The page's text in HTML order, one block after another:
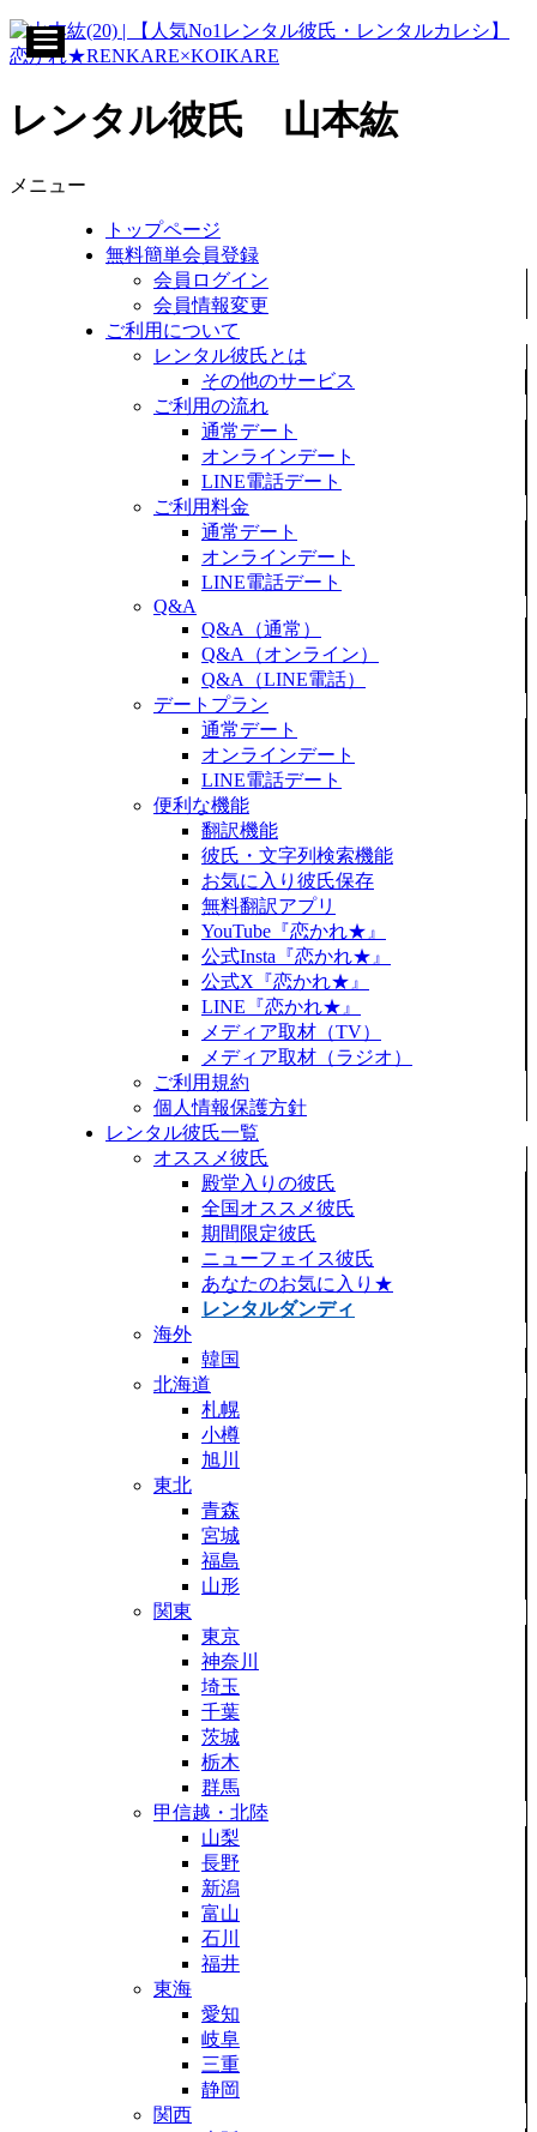
レンタル彼氏 山本紘
メニュー
トップページ
無料簡単会員登録
会員ログイン
会員情報変更
ご利用について
レンタル彼氏とは
その他のサービス
ご利用の流れ
通常デート
オンラインデート
LINE電話デート
ご利用料金
通常デート
オンラインデート
LINE電話デート
Q&A
Q&A（通常）
Q&A（オンライン）
Q&A（LINE電話）
デートプラン
通常デート
オンラインデート
LINE電話デート
便利な機能
翻訳機能
彼氏・文字列検索機能
お気に入り彼氏保存
無料翻訳アプリ
YouTube『恋かれ★』
公式Insta『恋かれ★』
公式X『恋かれ★』
LINE『恋かれ★』
メディア取材（TV）
メディア取材（ラジオ）
ご利用規約
個人情報保護方針
レンタル彼氏一覧
オススメ彼氏
殿堂入りの彼氏
全国オススメ彼氏
期間限定彼氏
ニューフェイス彼氏
あなたのお気に入り★
レンタルダンディ
海外
韓国
北海道
札幌
小樽
旭川
東北
青森
宮城
福島
山形
関東
東京
神奈川
埼玉
千葉
茨城
栃木
群馬
甲信越・北陸
山梨
長野
新潟
富山
石川
福井
東海
愛知
岐阜
三重
静岡
関西